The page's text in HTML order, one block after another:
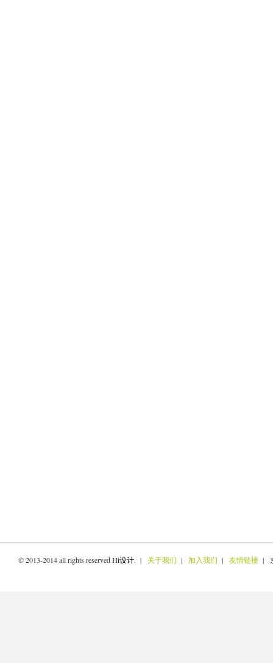
© 2013-2014 all rights reservedHi设计. | 关于我们 | 加入我们 | 友情链接 |